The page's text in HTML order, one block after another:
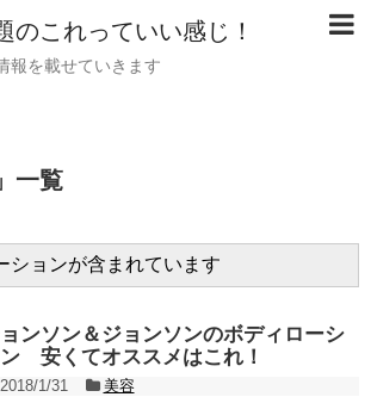
のこれっていい感じ！
報を載せていきます
」 一覧
ションが含まれています
ンソン＆ジョンソンのボディローシ
ン 安くてオススメはこれ！
2018/1/31
美容